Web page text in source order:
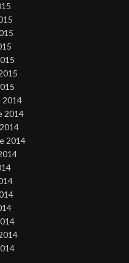
2014
2014
2014